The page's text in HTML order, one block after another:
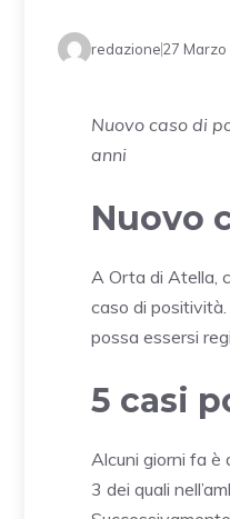
redazione27 Marzo
Nuovo caso di
anni
Nuovo
A Orta di Atella,
caso di
possa essersi
5 casi
Alcuni giorni fa è
3 dei quali